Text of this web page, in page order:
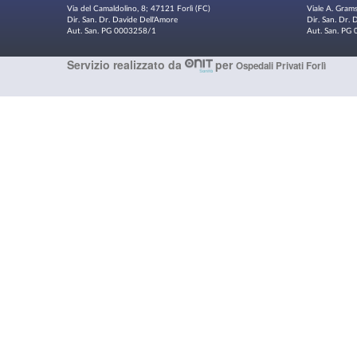
Via del Camaldolino, 8; 47121 Forlì (FC)
Dir. San. Dr. Davide Dell'Amore
Aut. San. PG 0003258/1
Viale A.
Dir. San. Dr.
Aut. San.
Servizio realizzato da per Ospedali Privati Forlì